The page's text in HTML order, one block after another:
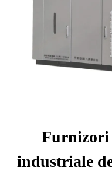
Furnizori
industriale